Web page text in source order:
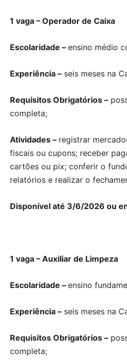
1 vaga – Operador de Caixa
Escolaridade – ensino médio
Experiência – seis meses na
Requisitos Obrigatórios –
completa;
Atividades – registrar
fiscais ou cupons; receber
cartões ou pix; conferir o
relatórios e realizar o
Disponível até 3/6/2026 ou
1 vaga – Auxiliar de Limpeza
Escolaridade – ensino
Experiência – seis meses na
Requisitos Obrigatórios –
completa;